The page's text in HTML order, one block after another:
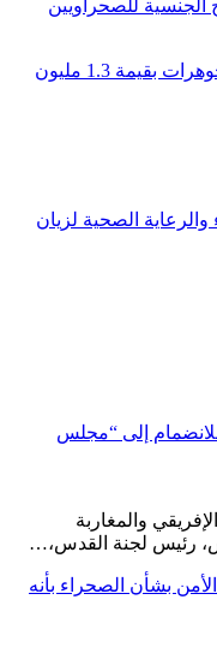
الجنسية للصحراويين
ثاباتيرو يؤكد أمام القضاء حصوله على مجوهرات بقيمة 1.3 مليون
الصحية لزيان
إلى “مجلس
والمغاربة
رئيس لجنة القدس،…
بشأن الصحراء بأنه